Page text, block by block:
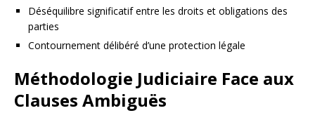
Déséquilibre significatif entre les droits et obligations des
parties
Contournement délibéré d’une protection légale
Méthodologie Judiciaire Face aux
Clauses Ambiguës